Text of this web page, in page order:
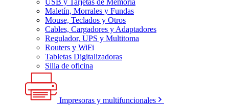
Maletín, Morrales y Fundas
Mouse, Teclados y Otros
Cables, Cargadores y Adaptadores
Regulador, UPS y Multitoma
Routers y WiFi
Tabletas Digitalizadoras
Silla de oficina
Impresoras y multifuncionales